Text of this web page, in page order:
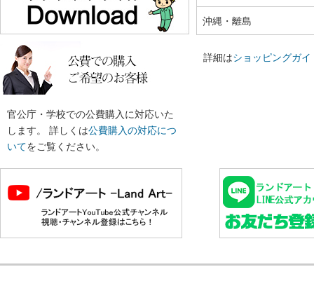
官公庁・学校での公費購入に対応いた
します。 詳しくは公費購入の対応につ
いてをご覧ください。
沖縄・離島
詳細はショッピングガイ